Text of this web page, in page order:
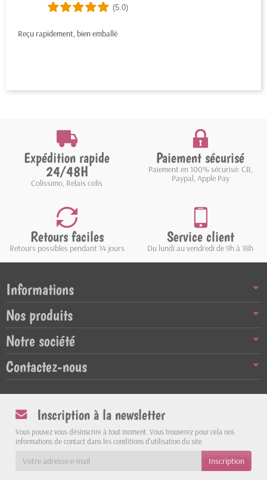
(5.0)
Reçu rapidement, bien emballé
Expédition rapide
24/48H
Colissimo, Relais colis
Paiement sécurisé
Paiement en 100% sécurisé: CB,
Paypal, Apple Pay
Retours faciles
Retours possibles pendant 14 jours
Service client
Du lundi au vendredi de 9h à 18h
Informations
Nos produits
Notre société
Contactez-nous
Inscription à la newsletter
Vous pouvez vous désinscrire à tout moment. Vous trouverez pour cela nos
informations de contact dans les conditions d'utilisation du site